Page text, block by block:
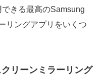
きる最高のSamsung
リングアプリをいくつ
リーンミラーリング